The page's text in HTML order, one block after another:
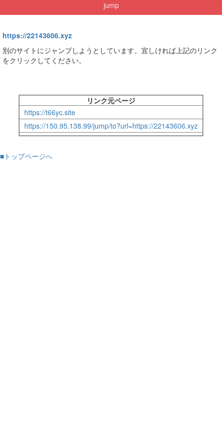
jump
https://22143606.xyz
別のサイトにジャンプしようとしています。宜しければ上記のリンク
をクリックしてください。
リンク元ページ
https://t66yc.site
https://150.95.138.99/jump/to?url=https://22143606.xyz
■トップページへ